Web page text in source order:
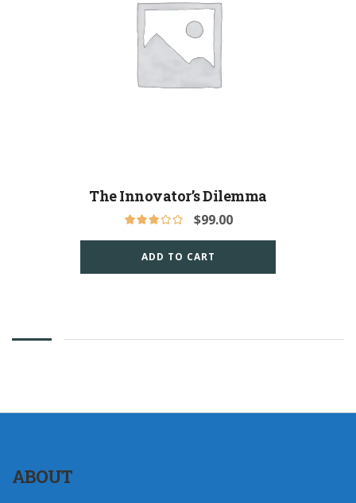
The Innovator’s Dilemma
$99.00
ADD TO CART
ABOUT